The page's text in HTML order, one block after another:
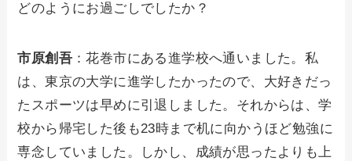
どのようにお過ごしでしたか？
市原創吾 ：花巻市にある進学校へ通いました。私
は、東京の大学に進学したかったので、大好きだっ
たスポーツは早めに引退しました。それからは、学
校から帰宅した後も23時まで机に向かうほど勉強に
専念していました。しかし、成績が思ったよりも上